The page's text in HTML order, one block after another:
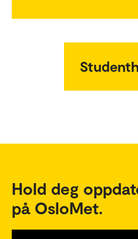
Hold deg
på OsloMet.